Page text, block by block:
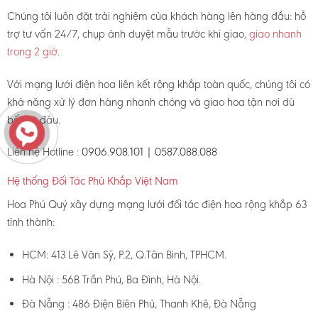
Chúng tôi luôn đặt trải nghiệm của khách hàng lên hàng đầu: hỗ
trợ tư vấn 24/7, chụp ảnh duyệt mẫu trước khi giao,giao nhanh
trong 2 giờ.
Với mạng lưới điện hoa liên kết rộng khắp toàn quốc, chúng tôi có
khả năng xử lý đơn hàng nhanh chóng và giao hoa tận nơi dù
bất cứ đâu.
Liên hệ Hotline : 0906.908.101 | 0587.088.088
Hệ thống Đối Tác Phủ Khắp Việt Nam
Hoa Phú Quý xây dựng mạng lưới đối tác điện hoa rộng khắp 63
tỉnh thành:
HCM: 413 Lê Văn Sỹ, P.2, Q.Tân Bình, TPHCM.
Hà Nội : 56B Trần Phú, Ba Đình, Hà Nội.
Đà Nẵng : 486 Điện Biên Phủ, Thanh Khê, Đà Nẵng